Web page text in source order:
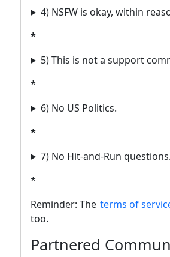
4) NSFW is okay, within
*
5) This is not a support
*
6) No US Politics.
*
7) No Hit-and-Run questions.
*
Reminder: The terms of
too.
Partnered